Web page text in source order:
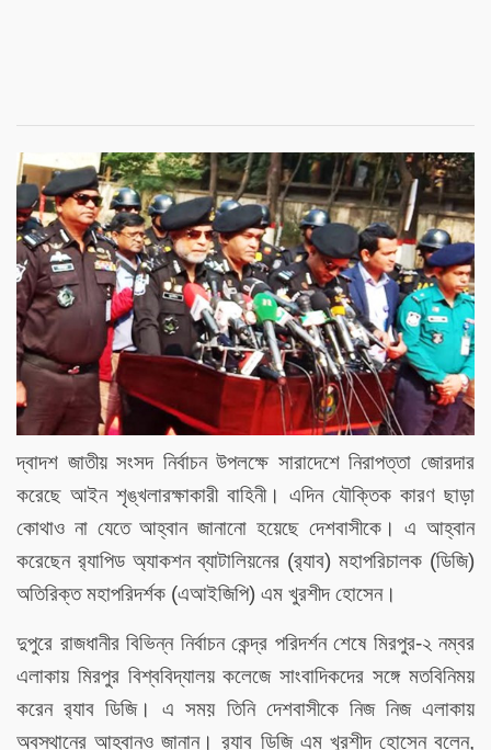
দ্বাদশ জাতীয় সংসদ নির্বাচন উপলক্ষে সারাদেশে নিরাপত্তা জোরদার
করেছে আইন শৃঙ্খলারক্ষাকারী বাহিনী। এদিন যৌক্তিক কারণ ছাড়া
কোথাও না যেতে আহ্বান জানানো হয়েছে দেশবাসীকে। এ আহ্বান
করেছেন র‌্যাপিড অ্যাকশন ব্যাটালিয়নের (র‌্যাব) মহাপরিচালক (ডিজি)
অতিরিক্ত মহাপরিদর্শক (এআইজিপি) এম খুরশীদ হোসেন।
দুপুরে রাজধানীর বিভিন্ন নির্বাচন কেন্দ্র পরিদর্শন শেষে মিরপুর-২ নম্বর
এলাকায় মিরপুর বিশ্ববিদ্যালয় কলেজে সাংবাদিকদের সঙ্গে মতবিনিময়
করেন র‌্যাব ডিজি। এ সময় তিনি দেশবাসীকে নিজ নিজ এলাকায়
অবস্থানের আহ্বানও জানান। র‌্যাব ডিজি এম খুরশীদ হোসেন বলেন,